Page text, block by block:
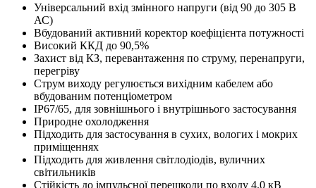
Універсальний вхід змінного напруги (від 90 до 305 В
АС)
Вбудований активний коректор коефіцієнта потужності
Високий ККД до 90,5%
Захист від КЗ, перевантаження по струму, перенапруги,
перегріву
Струм виходу регулюється вихідним кабелем або
вбудованим потенціометром
IP67/65, для зовнішнього і внутрішнього застосування
Природне охолодження
Підходить для застосування в сухих, вологих і мокрих
приміщеннях
Підходить для живлення світлодіодів, вуличних
світильників
Стійкість до імпульсної перешкоди по входу 4.0 кВ